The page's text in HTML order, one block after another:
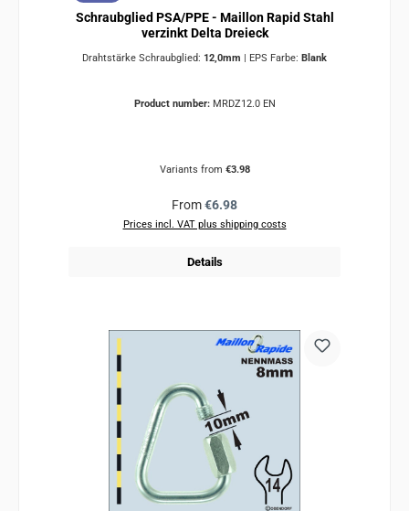
Schraubglied PSA/PPE - Maillon Rapid Stahl
verzinkt Delta Dreieck
Drahtstärke Schraubglied: 12,0mm EPS Farbe: Blank
Product number: MRDZ12.0 EN
Variants from €3.98
Regular price:
From€6.98
Prices incl. VAT plus shipping costs
Details